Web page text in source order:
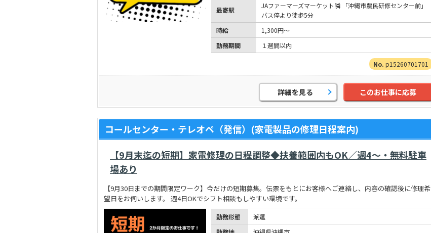
最寄駅
JAファーマーズマーケット隣 「沖縄市農民研修センター前」
バス停より徒歩5分
時給
1,300円～
勤務期間
１週間以内
p15260701701
詳細を見る このお仕事に応募
コールセンター・テレオペ（発信）(家電製品の修理日程案内)
【9月末迄の短期】家電修理の日程調整◆扶養範囲内もOK／週4～・無料駐車
場あり
【9月30日までの期間限定ワーク】今だけの短期募集。伝票をもとにお客様へご連絡し、内容の確認後に修理希
望日をお伺いします。 週4日OKでシフト相談もしやすい環境です。
勤務形態
派遣